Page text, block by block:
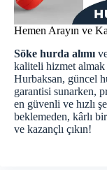
Hemen Arayın ve
Söke hurda alımı
kaliteli hizmet
Hurbaksan, güncel
garantisi sunarken,
en güvenli ve hızlı
beklemeden, kârlı
ve kazançlı çıkın!